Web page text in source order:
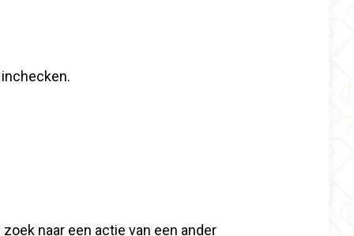
naar een actie van een ander